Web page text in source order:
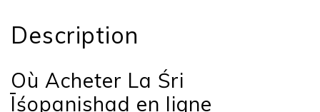
Description
Où Acheter La Śri
Īśopanishad en ligne